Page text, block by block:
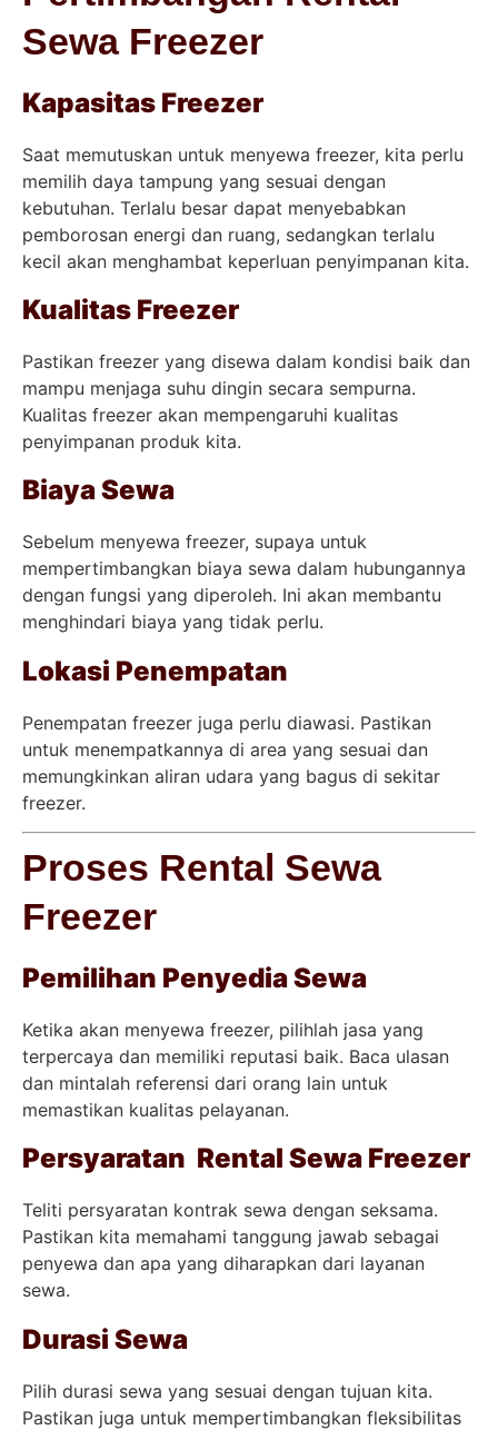
Sewa Freezer
Kapasitas Freezer
Saat memutuskan untuk menyewa freezer, kita perlu
memilih daya tampung yang sesuai dengan
kebutuhan. Terlalu besar dapat menyebabkan
pemborosan energi dan ruang, sedangkan terlalu
kecil akan menghambat keperluan penyimpanan kita.
Kualitas Freezer
Pastikan freezer yang disewa dalam kondisi baik dan
mampu menjaga suhu dingin secara sempurna.
Kualitas freezer akan mempengaruhi kualitas
penyimpanan produk kita.
Biaya Sewa
Sebelum menyewa freezer, supaya untuk
mempertimbangkan biaya sewa dalam hubungannya
dengan fungsi yang diperoleh. Ini akan membantu
menghindari biaya yang tidak perlu.
Lokasi Penempatan
Penempatan freezer juga perlu diawasi. Pastikan
untuk menempatkannya di area yang sesuai dan
memungkinkan aliran udara yang bagus di sekitar
freezer.
Proses Rental Sewa
Freezer
Pemilihan Penyedia Sewa
Ketika akan menyewa freezer, pilihlah jasa yang
terpercaya dan memiliki reputasi baik. Baca ulasan
dan mintalah referensi dari orang lain untuk
memastikan kualitas pelayanan.
Persyaratan Rental Sewa Freezer
Teliti persyaratan kontrak sewa dengan seksama.
Pastikan kita memahami tanggung jawab sebagai
penyewa dan apa yang diharapkan dari layanan
sewa.
Durasi Sewa
Pilih durasi sewa yang sesuai dengan tujuan kita.
Pastikan juga untuk mempertimbangkan fleksibilitas